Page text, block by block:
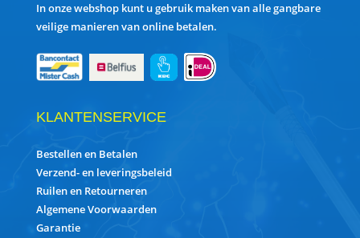
In onze webshop kunt u gebruik maken van alle gangbare
veilige manieren van online betalen.
KLANTENSERVICE
Bestellen en Betalen
Verzend- en leveringsbeleid
Ruilen en Retourneren
Algemene Voorwaarden
Garantie